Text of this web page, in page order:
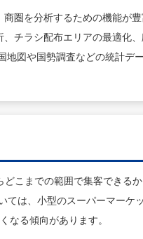
圏を分析するための機能が
チラシ配布エリアの最適化
図や国勢調査などの統計デ
こまでの範囲で集客できる
は、小型のスーパーマーケ
なる傾向があります。